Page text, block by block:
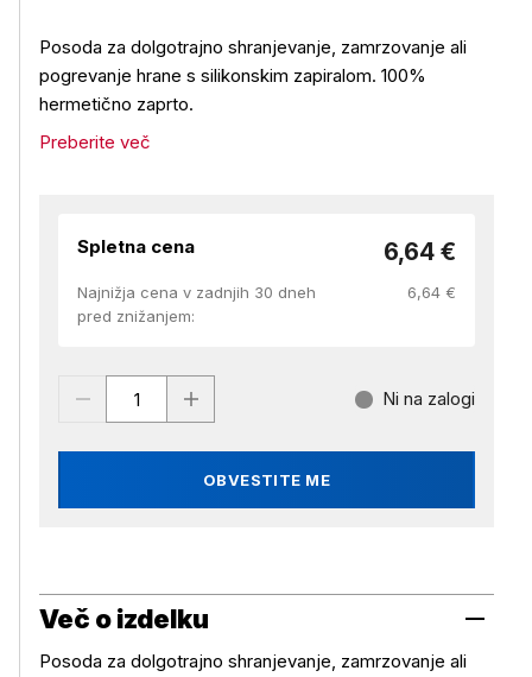
Posoda za dolgotrajno shranjevanje, zamrzovanje ali
pogrevanje hrane s silikonskim zapiralom. 100%
hermetično zaprto.
Preberite več
Spletna cena 6,64 €
Najnižja cena v zadnjih 30 dneh
pred znižanjem:
6,64 €
OBVESTITE ME
Ni na zalogi
Več o izdelku
Posoda za dolgotrajno shranjevanje, zamrzovanje ali